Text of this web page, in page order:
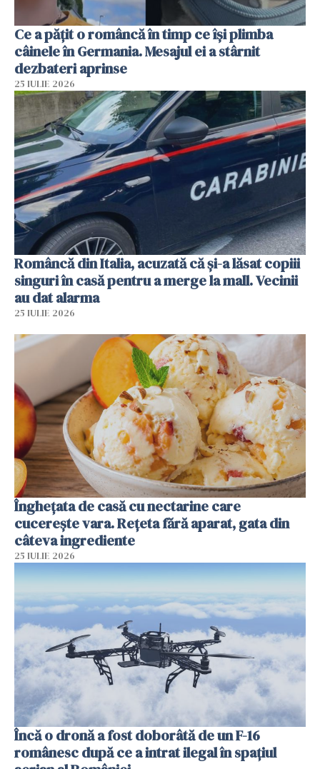
Ce a pățit o româncă în timp ce își plimba
câinele în Germania. Mesajul ei a stârnit
dezbateri aprinse
25 IULIE 2026
Româncă din Italia, acuzată că și-a lăsat copiii
singuri în casă pentru a merge la mall. Vecinii
au dat alarma
25 IULIE 2026
Înghețata de casă cu nectarine care
cucerește vara. Rețeta fără aparat, gata din
câteva ingrediente
25 IULIE 2026
Încă o dronă a fost doborâtă de un F-16
românesc după ce a intrat ilegal în spațiul